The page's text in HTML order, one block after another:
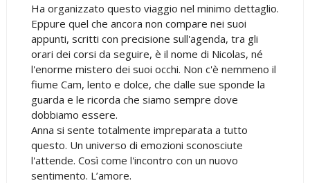
Ha organizzato questo viaggio nel minimo dettaglio.
Eppure quel che ancora non compare nei suoi
appunti, scritti con precisione sull'agenda, tra gli
orari dei corsi da seguire, è il nome di Nicolas, né
l'enorme mistero dei suoi occhi. Non c'è nemmeno il
fiume Cam, lento e dolce, che dalle sue sponde la
guarda e le ricorda che siamo sempre dove
dobbiamo essere.
Anna si sente totalmente impreparata a tutto
questo. Un universo di emozioni sconosciute
l'attende. Così come l'incontro con un nuovo
sentimento. L’amore.